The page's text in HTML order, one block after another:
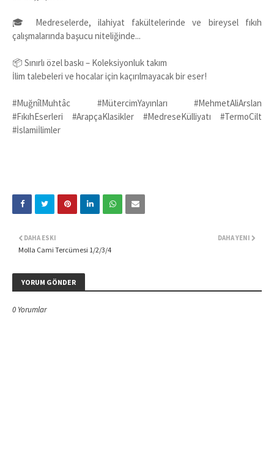
🎓 Medreselerde, ilahiyat fakültelerinde ve bireysel fıkıh
çalışmalarında başucu niteliğinde...
📦 Sınırlı özel baskı – Koleksiyonluk takım
İlim talebeleri ve hocalar için kaçırılmayacak bir eser!
#MuğnîlMuhtâc #MütercimYayınları #MehmetAliArslan
#FıkıhEserleri #ArapçaKlasikler #MedreseKülliyatı #TermoCilt
#İslamiİlimler
DAHA YENI
DAHA ESKI
Molla Cami Tercümesi 1/2/3/4
YORUM GÖNDER
0 Yorumlar